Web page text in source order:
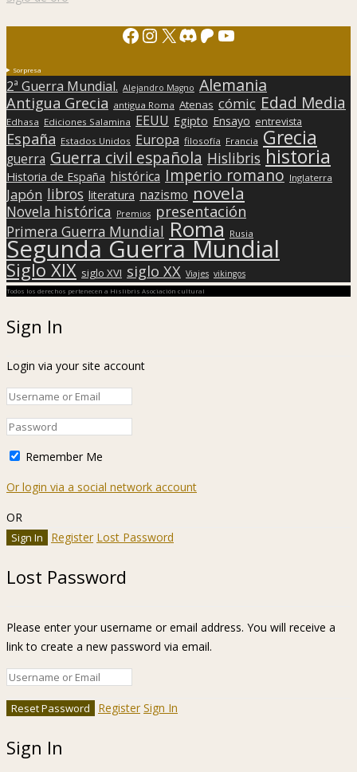
Facebook
Instagram
X Discord
Patreon
YouTube
Sorpresa
2ª Guerra Mundial. Alejandro Magno Alemania
Antigua Grecia antigua Roma Atenas cómic Edad Media
Edhasa Ediciones Salamina EEUU Egipto Ensayo entrevista
España Estados Unidos Europa filosofía Francia Grecia
guerra Guerra civil española Hislibris historia
Historia de España histórica Imperio romano Inglaterra
Japón libros literatura nazismo novela
Novela histórica Premios presentación
Primera Guerra Mundial Roma Rusia
Segunda Guerra Mundial
Siglo XIX siglo XVI siglo XX Viajes vikingos
Todos los derechos pertenecen a Hislibris Asociación cultural
Sign In
Login via your site account
Remember Me
Or login via a social network account
OR
Register Lost Password
Lost Password
Please enter your username or email address. You will receive a
link to create a new password via email.
Register Sign In
Sign In